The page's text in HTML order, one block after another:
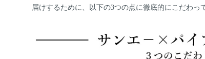
届けするために、以下の3つの点に徹底的にこだわっ